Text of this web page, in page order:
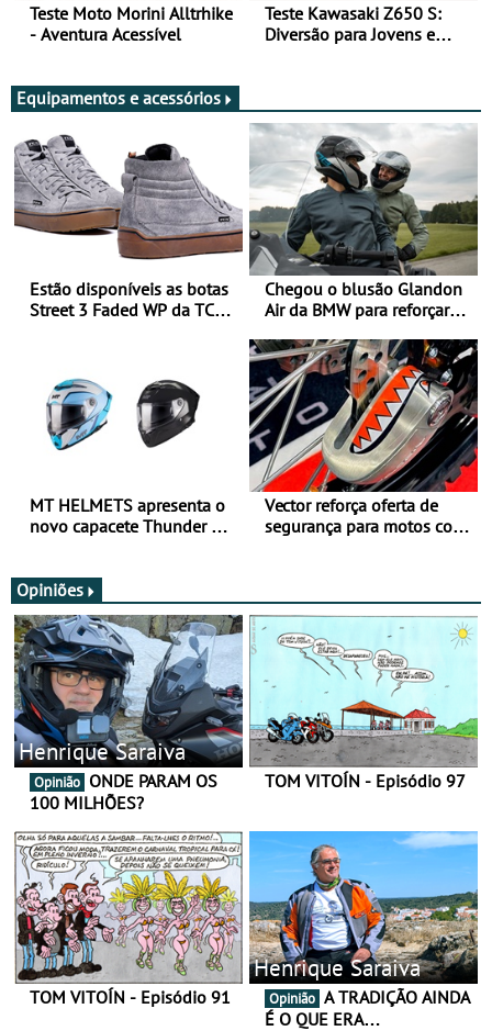
Teste Moto Morini Alltrhike
- Aventura Acessível
Teste Kawasaki Z650 S:
Diversão para Jovens e
Equipamentos e acessórios
Estão disponíveis as botas
Street 3 Faded WP da TCX
Chegou o blusão Glandon
Air da BMW para reforçar
verão
MT HELMETS apresenta o
novo capacete Thunder 4 R
Vector reforça oferta de
segurança para motos com
Opiniões
Henrique Saraiva
Opinião
100 MILHÕES?
TOM VITOÍN - Episódio 97
TOM VITOÍN - Episódio 91
Henrique Saraiva
Opinião
É O QUE ERA…